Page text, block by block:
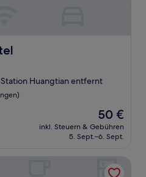
Huangtian entfernt
Der
Preis
beträgt
50 €
inkl. Steuern & Gebühren
5. Sept.–6. Sept.